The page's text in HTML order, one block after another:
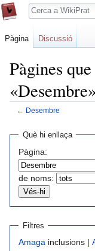
Pàgines
«Desembre»
← Desembre
Jump
navigation
Jump
search
Què hi enllaça
Pàgina:
de noms:
Filtres
Amaga inclusions |
Pàgina Discussió
Cerca